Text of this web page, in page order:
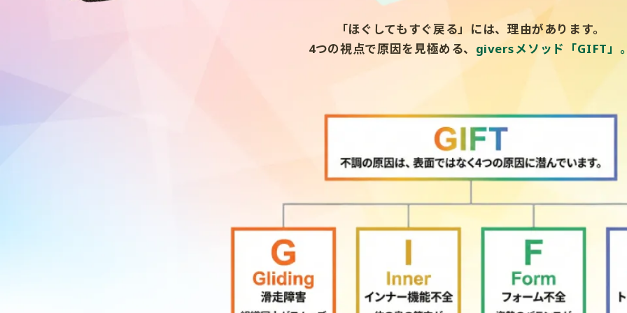
「ほぐしてもすぐ戻る」には、理由があります。
4つの視点で原因を見極める、 giversメソッド「GIFT」